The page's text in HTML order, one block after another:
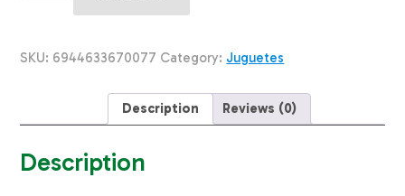
SOLEIL
SKU: 6944633670077 Category: Juguetes
Description Reviews (0)
Description